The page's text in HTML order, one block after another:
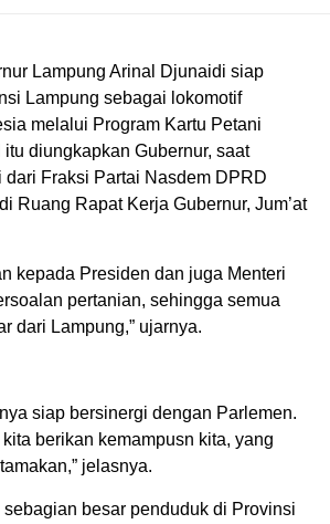
Lampung Arinal Djunaidi siap
Lampung sebagai lokomotif
melalui Program Kartu Petani
diungkapkan Gubernur, saat
dari Fraksi Partai Nasdem DPRD
Ruang Rapat Kerja Gubernur, Jum’at
kepada Presiden dan juga Menteri
pertanian, sehingga semua
dari Lampung,” ujarnya.
siap bersinergi dengan Parlemen.
berikan kemampusn kita, yang
jelasnya.
besar penduduk di Provinsi